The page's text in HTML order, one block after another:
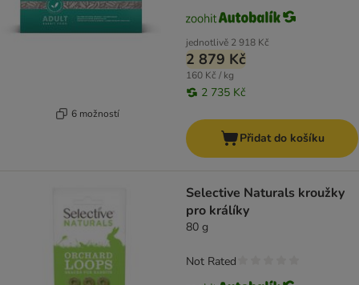
6 možností
jednotlivě 2 918 Kč
2 879 Kč
160 Kč / kg
2 735 Kč
Přidat do košíku
Selective Naturals kroužky
pro králíky
80 g
Not Rated